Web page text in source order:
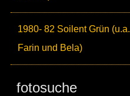
1980- 82 Soilent Grün (u.a.
Farin und Bela)
fotosuche